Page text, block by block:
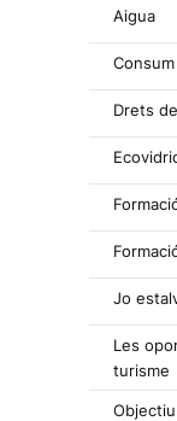
Aigua
Drets
Jo
Les
turisme